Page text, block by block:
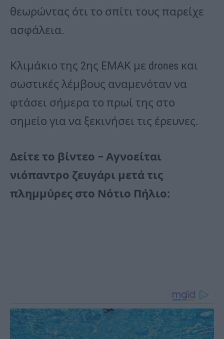
θεωρώντας ότι το σπίτι τους παρείχε
ασφάλεια.
Κλιμάκιο της 2ης ΕΜΑΚ με drones και
σωστικές λέμβους αναμενόταν να
φτάσει σήμερα το πρωί της στο
σημείο για να ξεκινήσει τις έρευνες.
Δείτε το βίντεο – Αγνοείται
νιόπαντρο ζευγάρι μετά τις
πλημμύρες στο Νότιο Πήλιο: